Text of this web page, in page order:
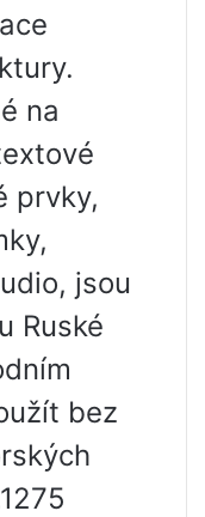
na
prvky,
jsou
Ruské
bez